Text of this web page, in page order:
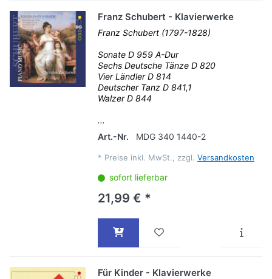
Franz Schubert - Klavierwerke
Franz Schubert (1797-1828)
Sonate D 959 A-Dur
Sechs Deutsche Tänze D 820
Vier Ländler D 814
Deutscher Tanz D 841,1
Walzer D 844
...
Art.-Nr.
MDG 340 1440-2
* Preise inkl. MwSt., zzgl. Versandkosten
sofort lieferbar
21,99 € *
Für Kinder - Klavierwerke